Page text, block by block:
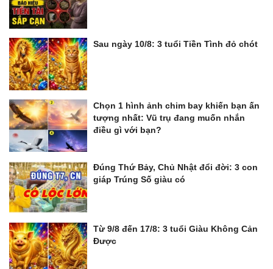
Sau ngày 10/8: 3 tuổi Tiền Tình đỏ chót
Chọn 1 hình ảnh chim bay khiến bạn ấn
tượng nhất: Vũ trụ đang muốn nhắn
điều gì với bạn?
Đúng Thứ Bảy, Chủ Nhật đổi đời: 3 con
giáp Trúng Số giàu có
Từ 9/8 đến 17/8: 3 tuổi Giàu Không Cản
Được